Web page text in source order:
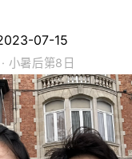
07-15
小暑后第8日